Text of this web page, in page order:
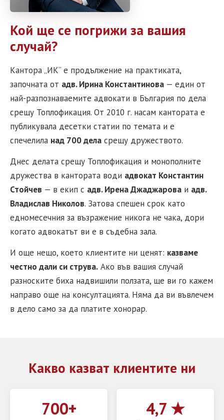
Кой ще се погрижи за вашия
случай?
Кантора „ИК“ е продължение на практиката,
започната от адв. Ирина Константинова — един от
най-разпознаваемите адвокати в България по дела
срещу Топлофикация. От 2010 г. насам кантората е
публикувала десетки статии по темата и е
спечелила над 700 дела срещу дружеството.
Днес делата срещу Топлофикация и монополните
дружества в кантората води адвокат Константин
Стойчев — в екип с адв. Ирена Джаджарова и адв.
Владислав Николов. Затова спешен срок като
едномесечния за възражение никога не чака, дори
когато адвокатът ви е в съдебна зала.
И още нещо, което клиентите ни ценят: казваме
честно дали си струва. Ако във вашия случай
разноските биха надвишили ползата, ще ви го кажем
направо още на консултацията. Няма да ви въвлечем
в дело само за да платите хонорар.
Какво казват клиентите ни
700+ 4,7 ★